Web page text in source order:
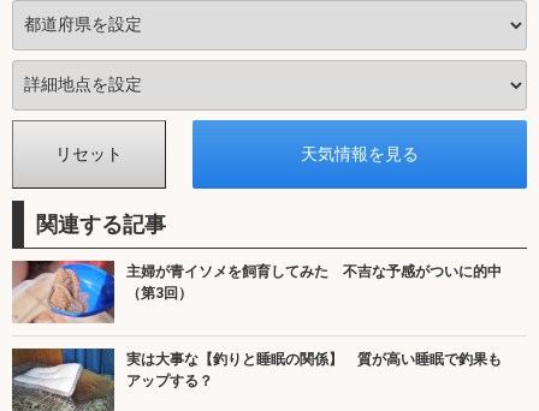
関連する記事
主婦が青イソメを飼育してみた 不吉な予感がついに的中
（第3回）
実は大事な【釣りと睡眠の関係】 質が高い睡眠で釣果も
アップする？